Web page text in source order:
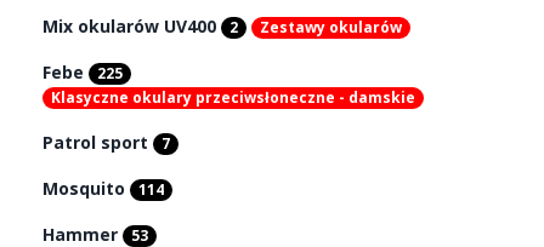
Mix okularów UV400 2 Zestawy okularów
Febe
225
Klasyczne okulary przeciwsłoneczne - damskie
Patrol sport 7
Mosquito 114
Hammer 53